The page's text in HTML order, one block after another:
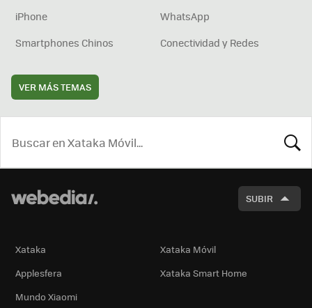
iPhone
WhatsApp
Smartphones Chinos
Conectividad y Redes
VER MÁS TEMAS
SUBIR
Xataka
Xataka Móvil
Applesfera
Xataka Smart Home
Mundo Xiaomi